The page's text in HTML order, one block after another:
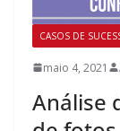
CASOS DE
maio 4, 2021
Análise